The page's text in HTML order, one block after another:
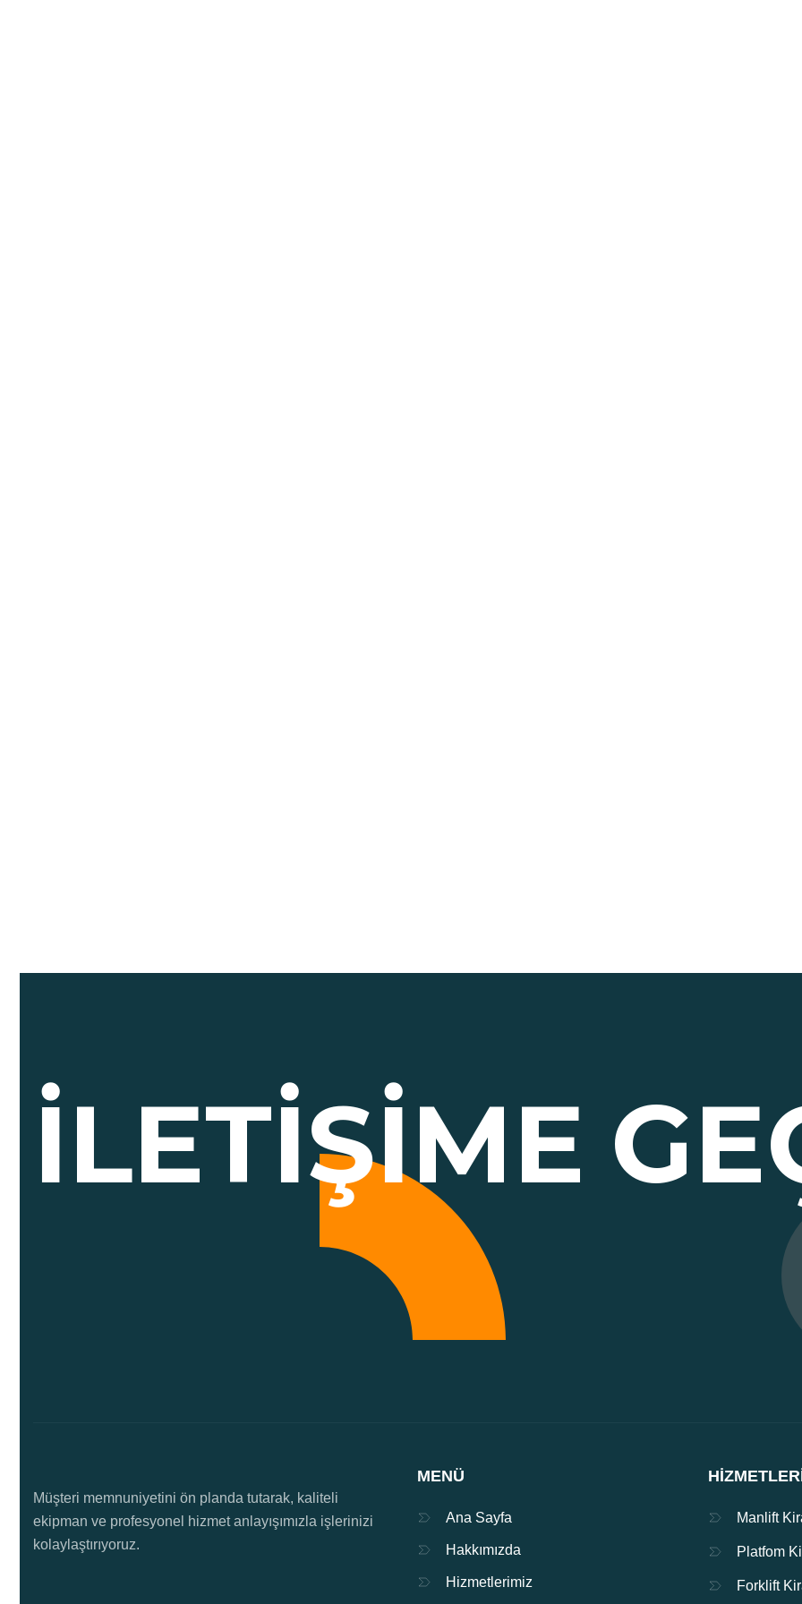
İLETIŞIME
Müşteri memnuniyetini ön planda tutarak, kaliteli
ekipman ve profesyonel hizmet anlayışımızla işlerinizi
kolaylaştırıyoruz.
MENÜ
Ana Sayfa
Hakkımızda
Hizmetlerimiz
Manlift
Platfom
Forklift